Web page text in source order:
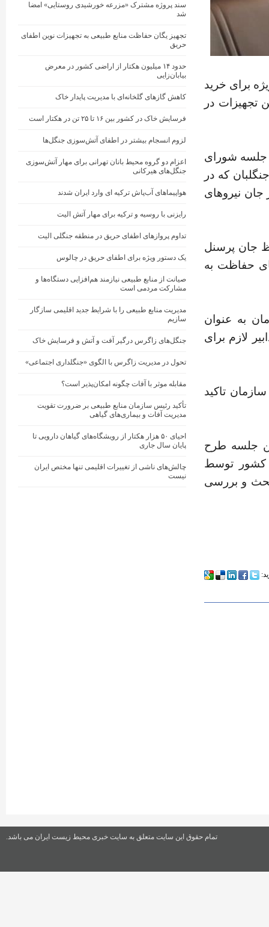
برای خرید
تجهیزات در
شورای
که در
نیروهای
جان پرسنل
حفاظت به
به عنوان
لازم برای
تاکید
جلسه طرح
کشور توسط
و بررسی
سند پروژه مشترک «مزرعه خورشیدی روستایی» امضا
شد
تجهیز یگان حفاظت منابع طبیعی به تجهیزات نوین اطفای
حریق
حدود ۱۴ میلیون هکتار از اراضی کشور در معرض
بیابان‌زایی
کاهش گازهای گلخانه‌ای با مدیریت پایدار خاک
فرسایش خاک در کشور بین ۱۶ تا ۲۵ تن در هکتار است
لزوم انسجام بیشتر در اطفای آتش‌سوزی جنگل‌ها
اعزام دو گروه محیط ‌بانان تهرانی برای مهار آتش‌سوزی
جنگل‌های هیرکانی
هواپیماهای آب‌پاش ترکیه ای وارد ایران شدند
رایزنی با روسیه و ترکیه برای مهار آتش الیت
تداوم پروازهای اطفای حریق در منطقه جنگلی الیت
یک دستور ویژه برای اطفای حریق در چالوس
صیانت از منابع طبیعی نیازمند هم‌افزایی دستگاه‌ها و
مشارکت مردمی است
مدیریت منابع طبیعی را با شرایط جدید اقلیمی سازگار
سازیم
جنگل‌های زاگرس درگیر آفت و آتش و فرسایش خاک
تحول در مدیریت زاگرس با الگوی «جنگلداری اجتماعی»
مقابله موثر با آفات چگونه امکان‌پذیر است؟
تأکید رئیس سازمان منابع طبیعی بر ضرورت تقویت
مدیریت آفات و بیماری‌های گیاهی
احیای ۵۰ هزار هکتار از رویشگاه‌های گیاهان دارویی تا
پایان سال جاری
چالش‌های ناشی از تغییرات اقلیمی تنها مختص ایران
نیست
تمام حقوق این سایت متعلق به سایت خبری محیط زیست ایران می باشد.